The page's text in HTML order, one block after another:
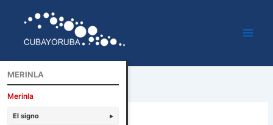
contenido
MERINLA
Merinla
El signo ▸